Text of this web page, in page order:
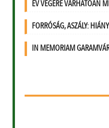
ÉV VÉGÉRE VÁRHATÓAN
FORRÓSÁG, ASZÁLY:
IN MEMORIAM